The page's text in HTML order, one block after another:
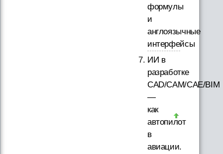
формулы
и
англоязычные
интерфейсы
ИИ в
разработке
CAD/CAM/CAE/BIM
—
как
автопилот
в
авиации.